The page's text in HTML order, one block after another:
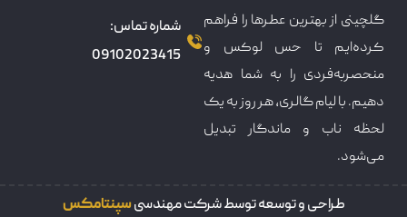
گلچینی از بهترین عطرها را فراهم
کرده‌ایم تا حس لوکس و
منحصربه‌فردی را به شما هدیه
دهیم. با لیام گالری، هر روز به یک
لحظه ناب و ماندگار تبدیل
می‌شود.
شماره تماس:
09102023415
طراحی و توسعه توسط شرکت مهندسیسپنتامکس